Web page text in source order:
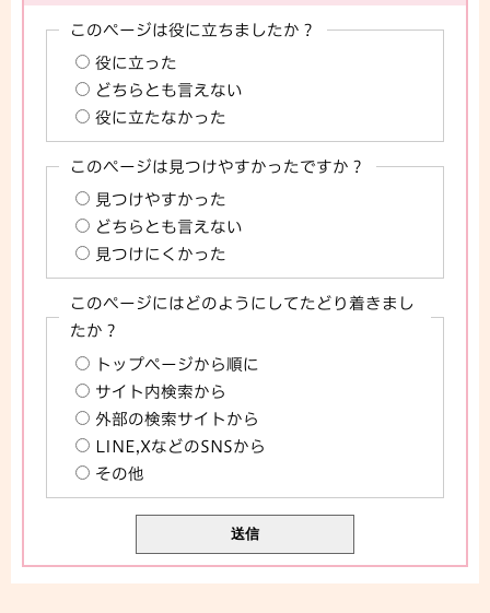
このページは役に立ちましたか？
役に立った
どちらとも言えない
役に立たなかった
このページは見つけやすかったですか？
見つけやすかった
どちらとも言えない
見つけにくかった
このページにはどのようにしてたどり着きまし
たか？
トップページから順に
サイト内検索から
外部の検索サイトから
LINE,XなどのSNSから
その他